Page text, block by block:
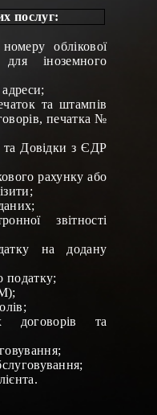
послуг:
облікової
іноземного
;
та штампів
печатка №
та Довідки з ЄДР
рахунку або
;
;
звітності
на додану
податку;
;
;
договорів та
;
;
.